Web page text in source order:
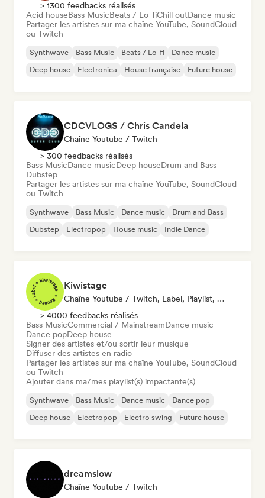
> 1300 feedbacks réalisés
Acid houseBass MusicBeats / Lo-fiChill outDance music
Partager les artistes sur ma chaîne YouTube, SoundCloud
ou Twitch
Synthwave Bass Music Beats / Lo-fi
Dance music
Deep house
Electronica House française Future house
CDCVLOGS / Chris Candela
Chaîne Youtube / Twitch
> 300 feedbacks réalisés
Bass MusicDance musicDeep houseDrum and Bass
Dubstep
Partager les artistes sur ma chaîne YouTube, SoundCloud
ou Twitch
Synthwave Bass Music Dance music
Drum and Bass
Dubstep
Electropop House music Indie Dance
Kiwistage
Chaîne Youtube / Twitch, Label, Playlist, Radio
> 4000 feedbacks réalisés
Bass MusicCommercial / MainstreamDance music
Dance popDeep house
Signer des artistes et/ou sortir leur musique
Diffuser des artistes en radio
Partager les artistes sur ma chaîne YouTube, SoundCloud
ou Twitch
Ajouter dans ma/mes playlist(s) impactante(s)
Synthwave Bass Music Dance music
Dance pop
Deep house
Electropop Electro swing Future house
dreamslow
Chaîne Youtube / Twitch